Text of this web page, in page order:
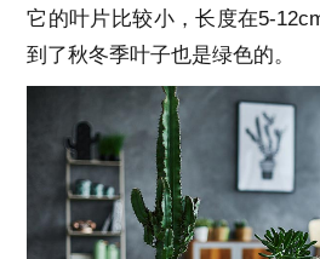
它的叶片比较小，长度在5-
到了秋冬季叶子也是绿色的。